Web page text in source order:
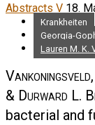
Abstracts V 18.
Krankheiten
Georgia-
Lauren M. K.
& Durward L.
bacterial and